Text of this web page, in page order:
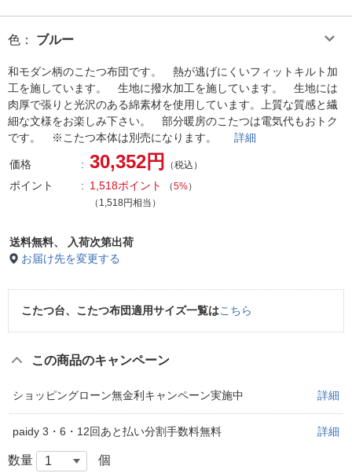
色 ： ブルー
和モダン柄のこたつ布団です。 熱が逃げにくいフィットキルト加
工を施しています。 生地に撥水加工を施しています。 生地には
肉厚で張りと光沢のある綿素材を使用しています。上質な質感と繊
細な文様をお楽しみ下さい。 部分暖房のこたつは電気代もおトク
です。 ※こたつ本体は別売になります。 詳細
価格 30,352円 （税込）
ポイント 1,518ポイント （5%）
（1,518円相当）
送料無料、
入荷次第出荷
お届け先を変更する
こたつ台、こたつ布団適用サイズ一覧はこちら
この商品のキャンペーン
ショッピングローン無金利キャンペーン実施中 詳細
paidy 3・6・12回あと払い分割手数料無料 詳細
数量 個